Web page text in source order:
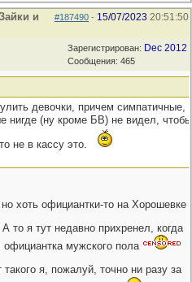
#187490 - 15/07/2023 20:51:50
и
Зарегистрирован: Dec 2012
Сообщения: 465
девочки, причем
(ну кроме БВ) не видел,
не в кассу это.
хоть официантки-то на Хорошевке
А то я тут недавно прихренел, когда
мужского пола
такого я, пожалуй, точно ни разу за